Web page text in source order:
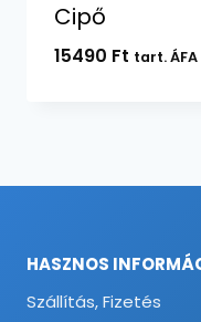
Cipő
15490 Ft tart. ÁFA
HASZNOS
Szállítás, Fizetés